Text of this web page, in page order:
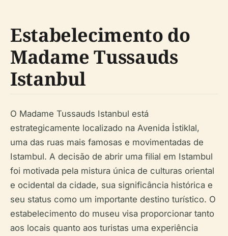
Estabelecimento do
Madame Tussauds
Istanbul
O Madame Tussauds Istanbul está
estrategicamente localizado na Avenida İstiklal,
uma das ruas mais famosas e movimentadas de
Istambul. A decisão de abrir uma filial em Istambul
foi motivada pela mistura única de culturas oriental
e ocidental da cidade, sua significância histórica e
seu status como um importante destino turístico. O
estabelecimento do museu visa proporcionar tanto
aos locais quanto aos turistas uma experiência